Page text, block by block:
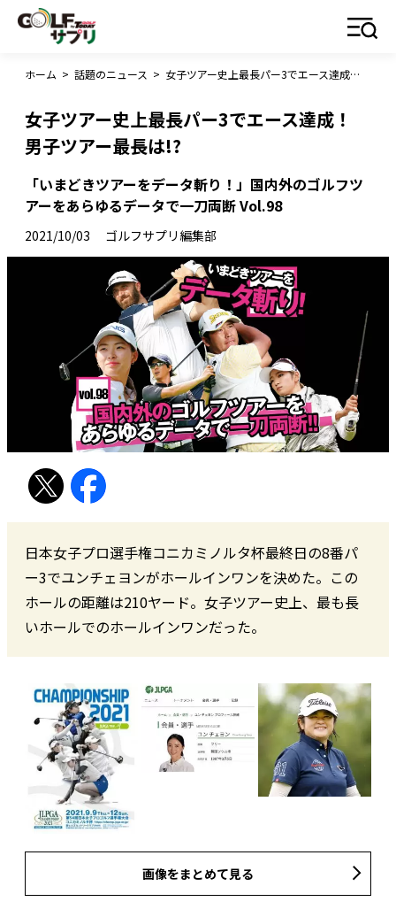
ホーム > 話題のニュース > 女子ツアー史上最長パー3でエース達成！ 男子ツアー最長は!?
女子ツアー史上最長パー3でエース達成！
男子ツアー最長は!?
「いまどきツアーをデータ斬り！」国内外のゴルフツ
アーをあらゆるデータで一刀両断 Vol.98
2021/10/03 ゴルフサプリ編集部
日本女子プロ選手権コニカミノルタ杯最終日の8番パ
ー3でユンチェヨンがホールインワンを決めた。この
ホールの距離は210ヤード。女子ツアー史上、最も長
いホールでのホールインワンだった。
画像をまとめて見る